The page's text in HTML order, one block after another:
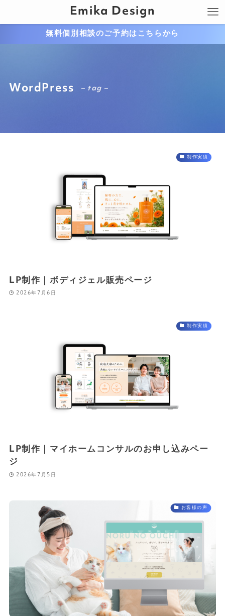
Emika Design
無料個別相談のご予約はこちらから
WordPress – tag –
制作実績
LP制作｜ボディジェル販売ページ
2026年7月6日
制作実績
LP制作｜マイホームコンサルのお申し込みペー
ジ
2026年7月5日
お客様の声